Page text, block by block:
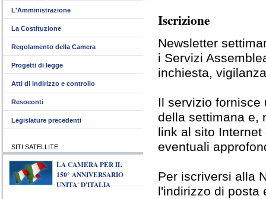
Iscrizione
Newsletter
i Servizi
inchiesta,
Il servizio fornisce
della settimana e,
link al sito
eventuali
Per iscriversi alla
l'indirizzo di posta
L'Amministrazione
La Costituzione
Regolamento della Camera
Progetti di legge
Atti di indirizzo e controllo
Resoconti
Legislature precedenti
SITI SATELLITE
LA CAMERA PER IL
150° ANNIVERSARIO
UNITA' D'ITALIA